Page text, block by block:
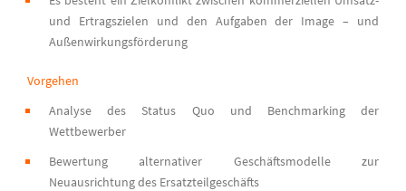
und Ertragszielen und den Aufgaben der Image – und
Außenwirkungsförderung
Vorgehen
Analyse des Status Quo und Benchmarking der
Wettbewerber
Bewertung alternativer Geschäftsmodelle zur
Neuausrichtung des Ersatzteilgeschäfts